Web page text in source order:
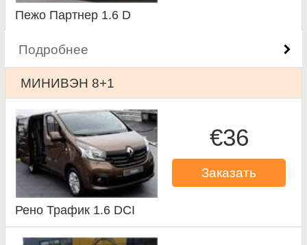
Пежо Партнер 1.6 D
Подробнее
МИНИВЭН 8+1
€36
Заказать
Рено Трафик 1.6 DCI